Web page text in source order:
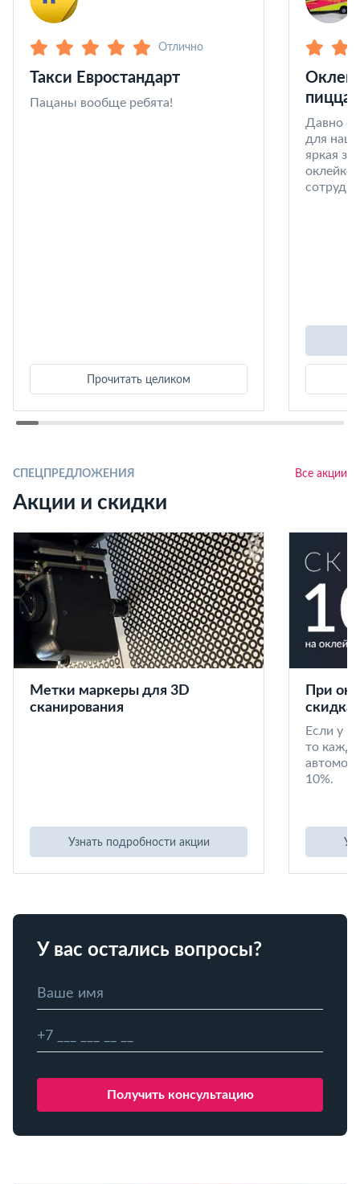
Отлично
Такси Евростандарт
Пацаны вообще ребята!
Прочитать целиком
пицца
Давно
для
яркая
оклейке
СПЕЦПРЕДЛОЖЕНИЯ Все акции
Акции и скидки
Метки маркеры для 3D
сканирования
Узнать подробности акции
При
скидка
Если у
то
10%.
У вас остались вопросы?